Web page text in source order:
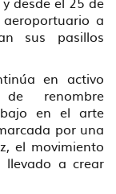
a
sus pasillos
en activo
renombre
en el arte
por una
el movimiento
a crear